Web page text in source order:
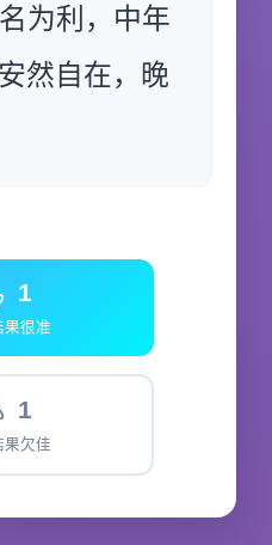
为利，中年
然自在，晚
1
果很准
1
果欠佳